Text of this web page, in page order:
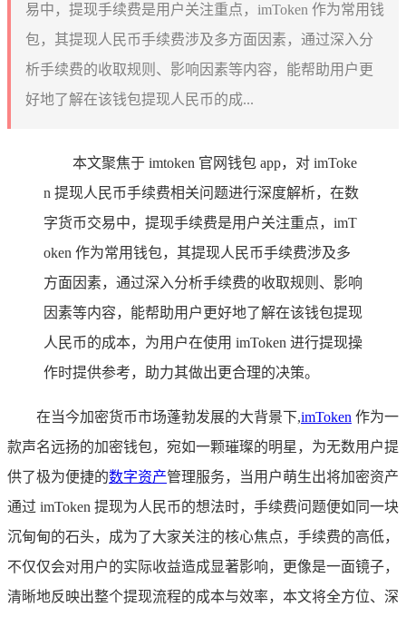
易中，提现手续费是用户关注重点，imToken 作为常用钱
包，其提现人民币手续费涉及多方面因素，通过深入分
析手续费的收取规则、影响因素等内容，能帮助用户更
好地了解在该钱包提现人民币的成...
本文聚焦于 imtoken 官网钱包 app，对 imToke
n 提现人民币手续费相关问题进行深度解析，在数
字货币交易中，提现手续费是用户关注重点，imT
oken 作为常用钱包，其提现人民币手续费涉及多
方面因素，通过深入分析手续费的收取规则、影响
因素等内容，能帮助用户更好地了解在该钱包提现
人民币的成本，为用户在使用 imToken 进行提现操
作时提供参考，助力其做出更合理的决策。
在当今加密货币市场蓬勃发展的大背景下,imToken 作为一
款声名远扬的加密钱包，宛如一颗璀璨的明星，为无数用户提
供了极为便捷的数字资产管理服务，当用户萌生出将加密资产
通过 imToken 提现为人民币的想法时，手续费问题便如同一块
沉甸甸的石头，成为了大家关注的核心焦点，手续费的高低，
不仅仅会对用户的实际收益造成显著影响，更像是一面镜子，
清晰地反映出整个提现流程的成本与效率，本文将全方位、深